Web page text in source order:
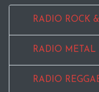
RADIO ROCK
RADIO
RADIO